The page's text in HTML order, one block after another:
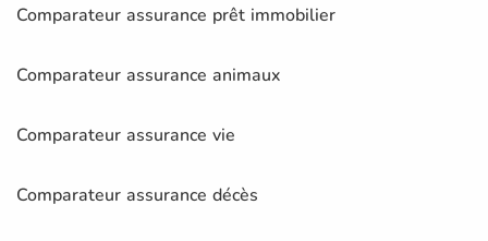
Comparateur assurance prêt immobilier
Comparateur assurance animaux
Comparateur assurance vie
Comparateur assurance décès